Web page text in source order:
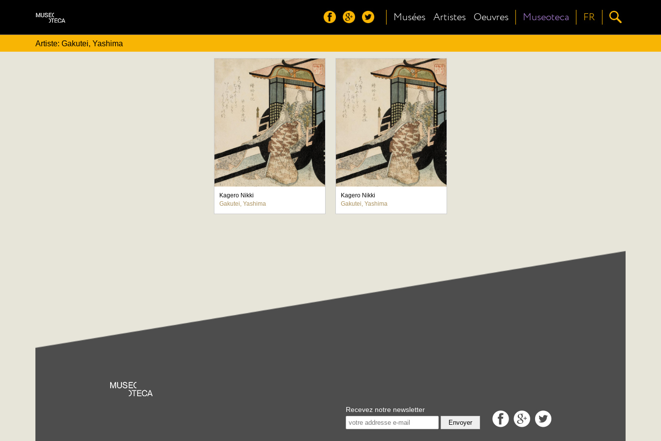
Musées Artistes Oeuvres Museoteca FR
Artiste: Gakutei, Yashima
Kagero Nikki
Gakutei, Yashima
Kagero Nikki
Gakutei, Yashima
Recevez notre newsletter
Envoyer